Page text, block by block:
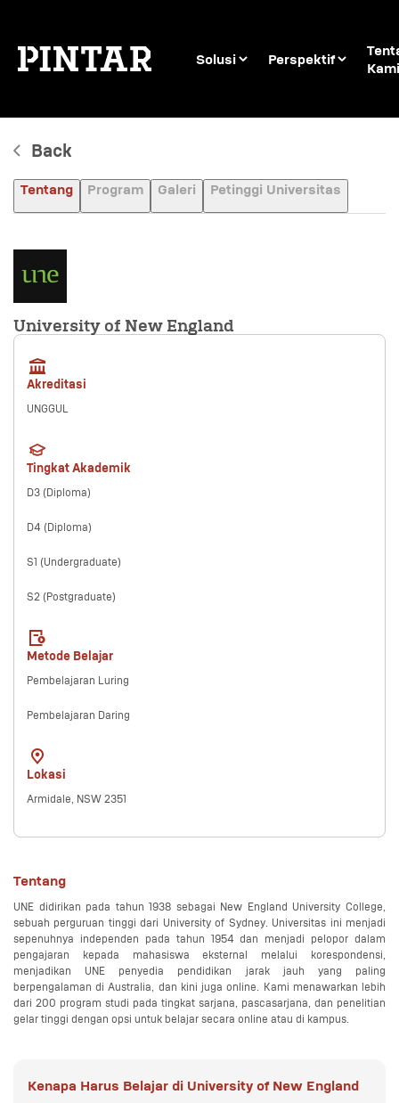
Solusi Perspektif
Kami
Back
Tentang Program Galeri Petinggi Universitas
University of New England
Akreditasi
UNGGUL
Tingkat Akademik
D3 (Diploma)
D4 (Diploma)
S1 (Undergraduate)
S2 (Postgraduate)
Metode Belajar
Pembelajaran Luring
Pembelajaran Daring
Lokasi
Armidale, NSW 2351
Tentang
UNE didirikan pada tahun 1938 sebagai New England University College,
sebuah perguruan tinggi dari University of Sydney. Universitas ini menjadi
sepenuhnya independen pada tahun 1954 dan menjadi pelopor dalam
pengajaran kepada mahasiswa eksternal melalui korespondensi,
menjadikan UNE penyedia pendidikan jarak jauh yang paling
berpengalaman di Australia, dan kini juga online. Kami menawarkan lebih
dari 200 program studi pada tingkat sarjana, pascasarjana, dan penelitian
gelar tinggi dengan opsi untuk belajar secara online atau di kampus.
Kenapa Harus Belajar di University of New England